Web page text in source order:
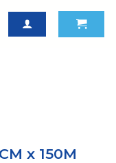
x 150M